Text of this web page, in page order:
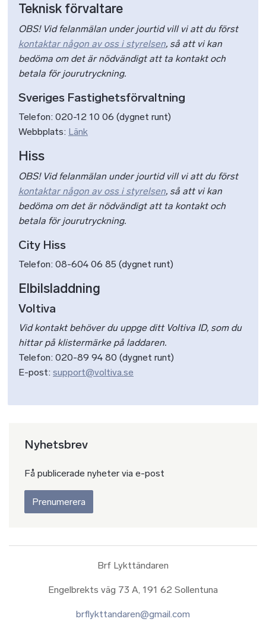
Teknisk förvaltare
OBS! Vid felanmälan under jourtid vill vi att du först
kontaktar någon av oss i styrelsen, så att vi kan
bedöma om det är nödvändigt att ta kontakt och
betala för jourutryckning.
Sveriges Fastighetsförvaltning
Telefon: 020-12 10 06 (dygnet runt)
Webbplats: Länk
Hiss
OBS! Vid felanmälan under jourtid vill vi att du först
kontaktar någon av oss i styrelsen, så att vi kan
bedöma om det är nödvändigt att ta kontakt och
betala för jourutryckning.
City Hiss
Telefon: 08-604 06 85 (dygnet runt)
Elbilsladdning
Voltiva
Vid kontakt behöver du uppge ditt Voltiva ID, som du
hittar på klistermärke på laddaren.
Telefon: 020-89 94 80 (dygnet runt)
E-post: support@voltiva.se
Nyhetsbrev
Få publicerade nyheter via e-post
Prenumerera
Brf Lykttändaren
Engelbrekts väg 73 A, 191 62 Sollentuna
brflykttandaren@gmail.com